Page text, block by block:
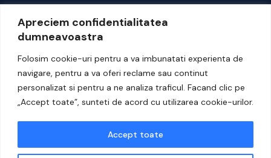
Apreciem confidentialitatea
dumneavoastra
Folosim cookie-uri pentru a va imbunatati experienta de
navigare, pentru a va oferi reclame sau continut
personalizat si pentru a ne analiza traficul. Facand clic pe
„Accept toate”, sunteti de acord cu utilizarea cookie-urilor.
Accept toate
Aboneaza-te la newsletter
disponibile.
Aboneaza-te